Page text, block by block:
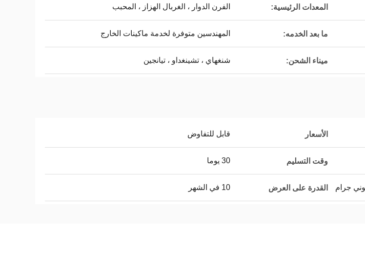
المعدات الرئيسية: الفرن الدوار ، الغربال الهزاز ، المحبب
ما بعد الخدمه: المهندسين متوفرة لخدمة ماكينات الخارج
ميناء الشحن: شنغهاي ، تشينغداو ، تيانجين
الأسعار قابل للتفاوض
وقت التسليم 30 يوما
القدرة على العرض 10 في الشهر